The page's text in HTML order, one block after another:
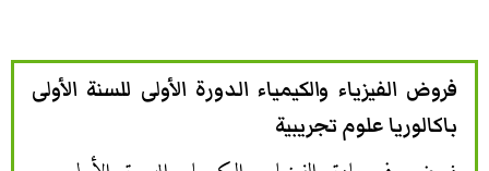
فروض الفيزياء والكيمياء الدورة الأولى للسنة الأولى
باكالوريا علوم تجريبية